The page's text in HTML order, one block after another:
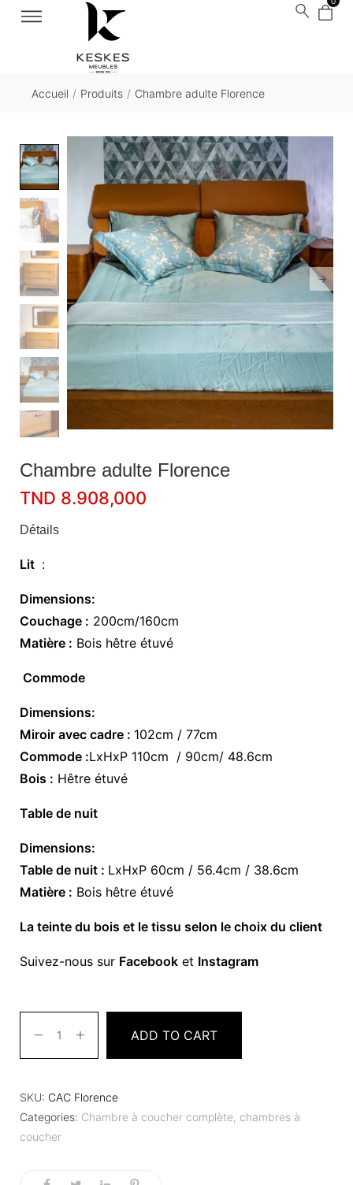
Accueil / Produits / Chambre adulte Florence
Chambre adulte Florence
TND 8.908,000
Détails
Lit :
Dimensions:
Couchage : 200cm/160cm
Matière : Bois hêtre étuvé
Commode
Dimensions:
Miroir avec cadre : 102cm / 77cm
Commode :LxHxP 110cm / 90cm/ 48.6cm
Bois : Hêtre étuvé
Table de nuit
Dimensions:
Table de nuit : LxHxP 60cm / 56.4cm / 38.6cm
Matière : Bois hêtre étuvé
La teinte du bois et le tissu selon le choix du client
Suivez-nous sur Facebook et Instagram
ADD TO CART
SKU: CAC Florence
Categories: Chambre à coucher complète, chambres à
coucher